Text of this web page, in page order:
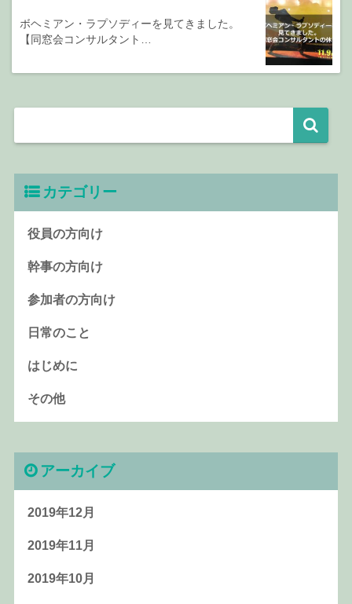
ボヘミアン・ラプソディーを見てきました。
【同窓会コンサルタント…
カテゴリー
役員の方向け
幹事の方向け
参加者の方向け
日常のこと
はじめに
その他
アーカイブ
2019年12月
2019年11月
2019年10月